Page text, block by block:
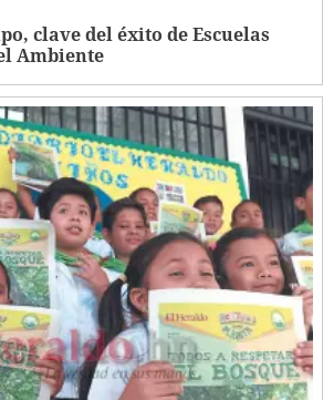
clave del éxito de Escuelas
Ambiente